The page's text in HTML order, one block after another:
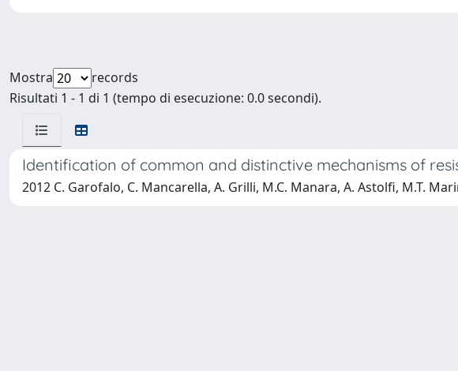
Mostra
records
Risultati 1 - 1 di 1 (tempo di esecuzione: 0.0 secondi).
Identification of common and distinctive mechanisms of
2012 C. Garofalo, C. Mancarella, A. Grilli, M.C. Manara, A. Astolfi, M.T.